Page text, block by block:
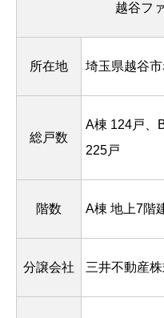
越谷フ
所在地 埼玉県越谷
総戸数
A棟 124戸、
225戸
階数 A棟 地上7階
分譲会社 三井不動産